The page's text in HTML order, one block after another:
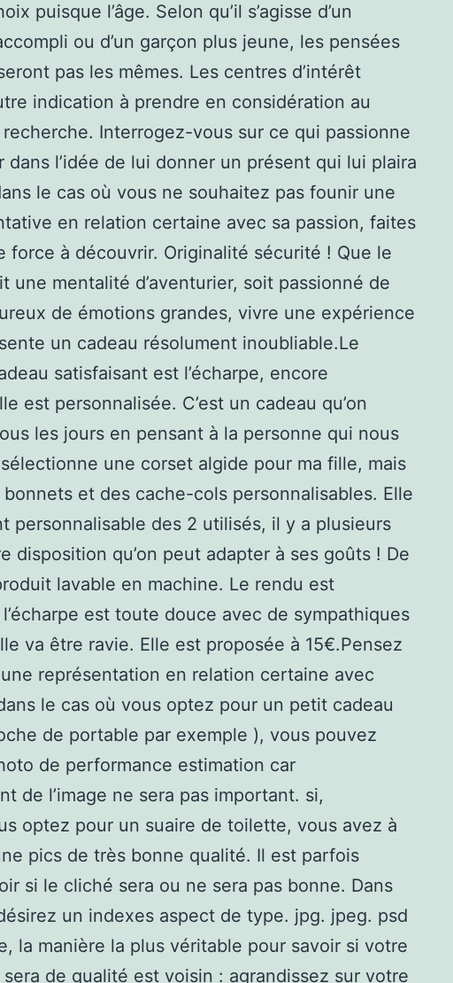
puisque l’âge. Selon qu’il s’agisse d’un
ou d’un garçon plus jeune, les pensées
pas les mêmes. Les centres d’intérêt
indication à prendre en considération au
Interrogez-vous sur ce qui passionne
l’idée de lui donner un présent qui lui plaira
le cas où vous ne souhaitez pas founir une
en relation certaine avec sa passion, faites
force à découvrir. Originalité sécurité ! Que le
une mentalité d’aventurier, soit passionné de
de émotions grandes, vivre une expérience
un cadeau résolument inoubliable.Le
satisfaisant est l’écharpe, encore
est personnalisée. C’est un cadeau qu’on
les jours en pensant à la personne qui nous
sélectionne une corset algide pour ma fille, mais
et des cache-cols personnalisables. Elle
personnalisable des 2 utilisés, il y a plusieurs
disposition qu’on peut adapter à ses goûts ! De
lavable en machine. Le rendu est
est toute douce avec de sympathiques
va être ravie. Elle est proposée à 15€.Pensez
représentation en relation certaine avec
le cas où vous optez pour un petit cadeau
de portable par exemple ), vous pouvez
de performance estimation car
de l’image ne sera pas important. si,
optez pour un suaire de toilette, vous avez à
pics de très bonne qualité. Il est parfois
si le cliché sera ou ne sera pas bonne. Dans
un indexes aspect de type. jpg. jpeg. psd
la manière la plus véritable pour savoir si votre
de qualité est voisin : agrandissez sur votre